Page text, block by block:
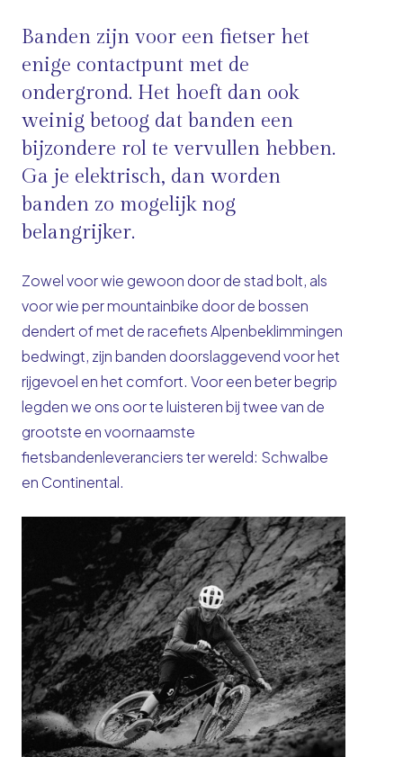
Banden zijn voor een fietser het
enige contactpunt met de
ondergrond. Het hoeft dan ook
weinig betoog dat banden een
bijzondere rol te vervullen hebben.
Ga je elektrisch, dan worden
banden zo mogelijk nog
belangrijker.
Zowel voor wie gewoon door de stad bolt, als
voor wie per mountainbike door de bossen
dendert of met de racefiets Alpenbeklimmingen
bedwingt, zijn banden doorslaggevend voor het
rijgevoel en het comfort. Voor een beter begrip
legden we ons oor te luisteren bij twee van de
grootste en voornaamste
fietsbandenleveranciers ter wereld: Schwalbe
en Continental.